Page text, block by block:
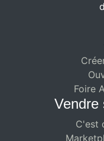
Foire
Vendre
C'est